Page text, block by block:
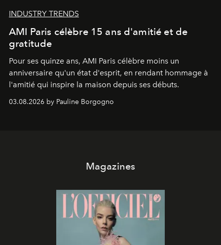
INDUSTRY TRENDS
AMI Paris célèbre 15 ans d'amitié et de
gratitude
Pour ses quinze ans, AMI Paris célèbre moins un
anniversaire qu'un état d'esprit, en rendant hommage à
l'amitié qui inspire la maison depuis ses débuts.
03.08.2026 by Pauline Borgogno
Magazines